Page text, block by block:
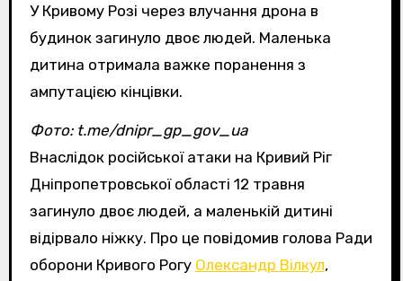
У Кривому Розі через влучання дрона в
будинок загинуло двоє людей. Маленька
дитина отримала важке поранення з
ампутацією кінцівки.
Фото: t.me/dnipr_gp_gov_ua
Внаслідок російської атаки на Кривий Ріг
Дніпропетровської області 12 травня
загинуло двоє людей, а маленькій дитині
відірвало ніжку. Про це повідомив голова Ради
оборони Кривого Рогу Олександр Вілкул,